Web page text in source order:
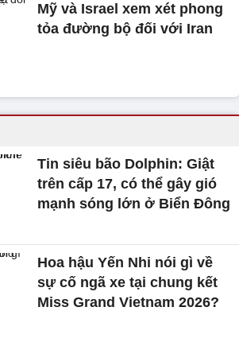
Mỹ và Israel xem xét phong
tỏa đường bộ đối với Iran
Tin siêu bão Dolphin: Giật
trên cấp 17, có thể gây gió
mạnh sóng lớn ở Biển Đông
Hoa hậu Yến Nhi nói gì về
sự cố ngã xe tại chung kết
Miss Grand Vietnam 2026?